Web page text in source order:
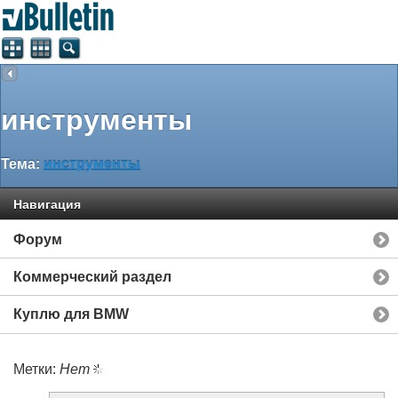
инструменты
Тема: инструменты
Навигация
Форум
Коммерческий раздел
Куплю для BMW
Метки: Нет